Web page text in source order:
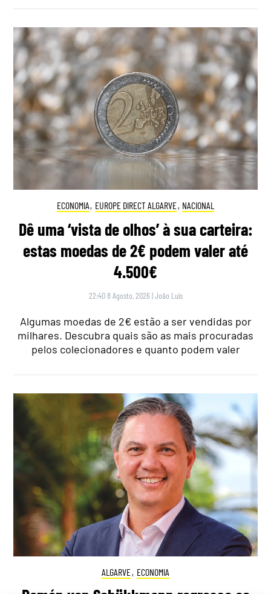
ECONOMIA, EUROPE DIRECT ALGARVE, NACIONAL
Dê uma ‘vista de olhos’ à sua carteira:
estas moedas de 2€ podem valer até
4.500€
22:40 8 Agosto, 2026 |João Luís
Algumas moedas de 2€ estão a ser vendidas por
milhares. Descubra quais são as mais procuradas
pelos colecionadores e quanto podem valer
ALGARVE, ECONOMIA